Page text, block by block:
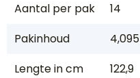
Aantal per pak
14
Pakinhoud
4,095
Lengte in cm
122,9